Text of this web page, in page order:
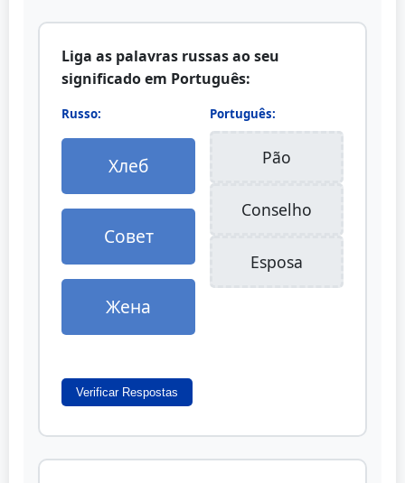
Liga as palavras russas ao seu
significado em Português:
Russo:
Хлеб
Совет
Жена
Português:
Pão
Conselho
Esposa
Verificar Respostas